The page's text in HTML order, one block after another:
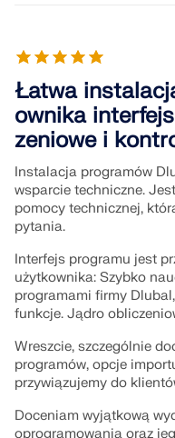
Łatwa
ownika
zeniowe i
Instalacja programów
wsparcie techniczne.
pomocy technicznej,
pytania.
Interfejs programu jest
użytkownika: Szybko
programami firmy
funkcje. Jądro
Wreszcie, szczególnie
programów, opcje
przywiązujemy do
Doceniam wyjątkową
oprogramowania oraz